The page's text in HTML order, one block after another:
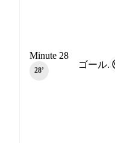
ゴール.
Minute 28
28‎’‎